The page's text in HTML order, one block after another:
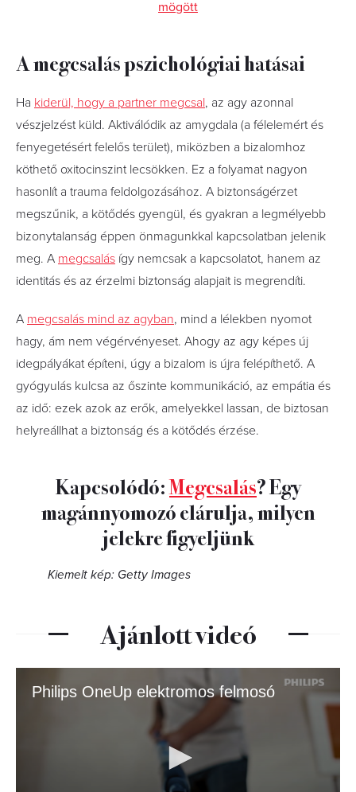
mögött
A megcsalás pszichológiai hatásai
Ha kiderül, hogy a partner megcsal, az agy azonnal
vészjelzést küld. Aktiválódik az amygdala (a félelemért és
fenyegetésért felelős terület), miközben a bizalomhoz
köthető oxitocinszint lecsökken. Ez a folyamat nagyon
hasonlít a trauma feldolgozásához. A biztonságérzet
megszűnik, a kötődés gyengül, és gyakran a legmélyebb
bizonytalanság éppen önmagunkkal kapcsolatban jelenik
meg. A megcsalás így nemcsak a kapcsolatot, hanem az
identitás és az érzelmi biztonság alapjait is megrendíti.
A megcsalás mind az agyban, mind a lélekben nyomot
hagy, ám nem végérvényeset. Ahogy az agy képes új
idegpályákat építeni, úgy a bizalom is újra felépíthető. A
gyógyulás kulcsa az őszinte kommunikáció, az empátia és
az idő: ezek azok az erők, amelyekkel lassan, de biztosan
helyreállhat a biztonság és a kötődés érzése.
Kapcsolódó:Megcsalás? Egy
magánnyomozó elárulja, milyen
jelekre figyeljünk
Kiemelt kép: Getty Images
Ajánlott videó
Philips OneUp elektromos felmosó